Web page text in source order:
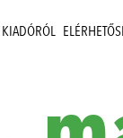
KIADÓRÓL